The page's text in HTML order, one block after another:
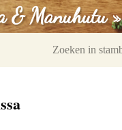
& Manuhutu »